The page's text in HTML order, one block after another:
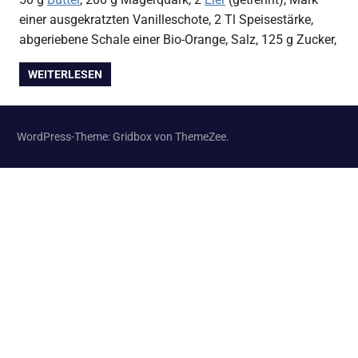
einer ausgekratzten Vanilleschote, 2 Tl Speisestärke,
abgeriebene Schale einer Bio-Orange, Salz, 125 g Zucker,
WEITERLESEN
WordPress-Theme: Gridbox von ThemeZee.